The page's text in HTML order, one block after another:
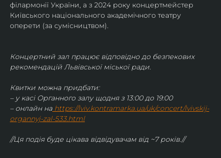
філармонії України, а з 2024 року концертмейстер
Київського національного академічного театру
оперети (за сумісництвом).
Концертний зал працює відповідно до безпекових
рекомендацій Львівської міської ради.
Квитки можна придбати:
– у касі Органного залу щодня з 13:00 до 19:00
– онлайн на https://lviv.kontramarka.ua/uk/concert/lvivskij-
organnyj-zal-533.html
//Ця подія буде цікава відвідувачам від ~7 років.//